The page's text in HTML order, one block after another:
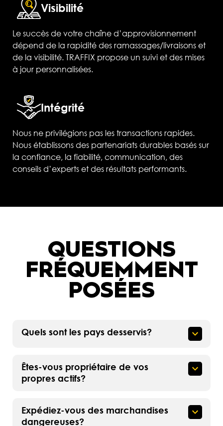
Visibilité
Le succès de votre chaîne d’approvisionnement
dépend de la rapidité des ramassages/livraisons et
de la visibilité. TRAFFIX propose un suivi et des mises
à jour personnalisées.
Intégrité
Nous ne privilégions pas les transactions rapides.
Nous établissons des partenariats durables basés sur
la confiance, la fiabilité, communication, des
conseils d’experts et des résultats performants.
QUESTIONS
FRÉQUEMMENT
POSÉES
Quels sont les pays desservis?
Êtes-vous propriétaire de vos
propres actifs?
Expédiez-vous des marchandises
dangereuses?